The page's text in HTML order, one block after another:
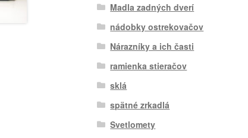
Madla zadných dverí
nádobky ostrekovačov
Nárazníky a ich časti
ramienka stieračov
sklá
spätné zrkadlá
Svetlomety